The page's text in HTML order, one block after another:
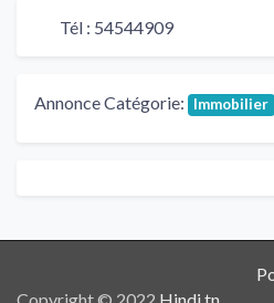
Tél : 54544909
Annonce Catégorie: Immobilier